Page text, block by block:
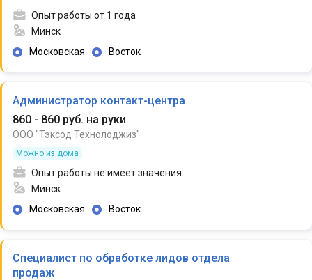
Опыт работы от 1 года
Минск
Московская
Восток
Администратор контакт-центра
860 - 860 руб. на руки
ООО "Тэксод Технолоджиз"
Можно из дома
Опыт работы не имеет значения
Минск
Московская
Восток
Специалист по обработке лидов отдела
продаж